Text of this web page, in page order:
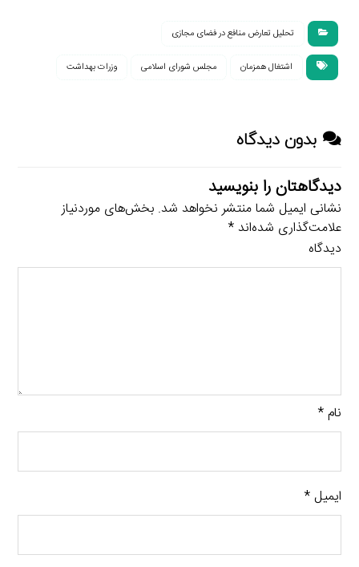
تحلیل تعارض منافع در فضای مجازی
اشتغال همزمان مجلس شورای اسلامی وزرات بهداشت
بدون دیدگاه
دیدگاهتان را بنویسید
نشانی ایمیل شما منتشر نخواهد شد. بخش‌های موردنیاز
علامت‌گذاری شده‌اند*
دیدگاه
نام*
ایمیل*